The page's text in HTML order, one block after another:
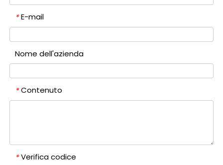
* E-mail
Nome dell'azienda
* Contenuto
* Verifica codice